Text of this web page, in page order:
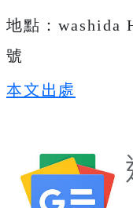
地點：washida
號
本文出處